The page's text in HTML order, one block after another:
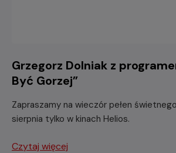
Grzegorz Dolniak z
Być Gorzej”
Zapraszamy na wieczór pełen
sierpnia tylko w kinach Helios.
Czytaj więcej